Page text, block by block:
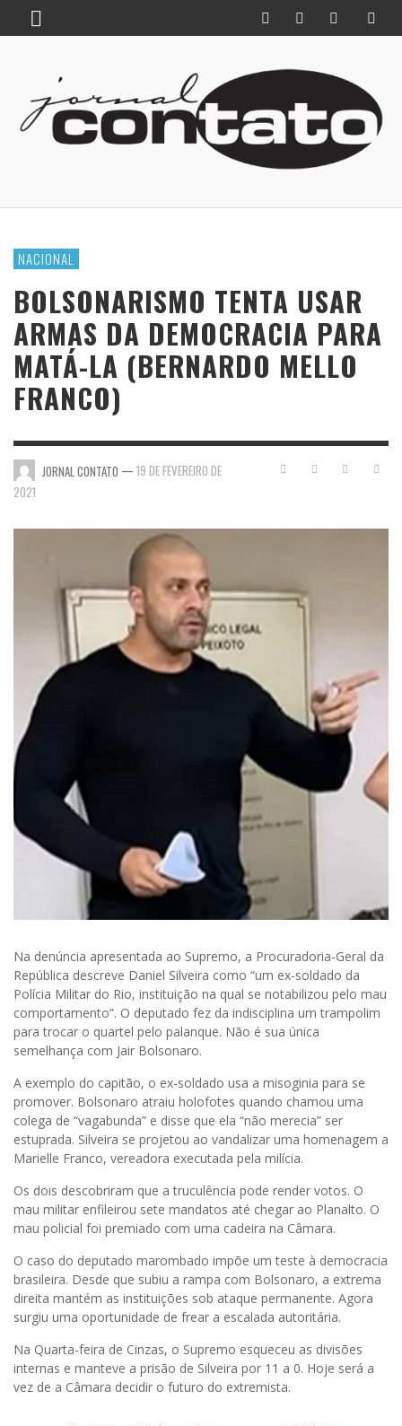
NACIONAL
BOLSONARISMO TENTA USAR
ARMAS DA DEMOCRACIA PARA
MATÁ-LA (BERNARDO MELLO
FRANCO)
JORNAL CONTATO — 19 DE FEVEREIRO DE
2021
Na denúncia apresentada ao Supremo, a Procuradoria-Geral da
República descreve Daniel Silveira como “um ex-soldado da
Polícia Militar do Rio, instituição na qual se notabilizou pelo mau
comportamento”. O deputado fez da indisciplina um trampolim
para trocar o quartel pelo palanque. Não é sua única
semelhança com Jair Bolsonaro.
A exemplo do capitão, o ex-soldado usa a misoginia para se
promover. Bolsonaro atraiu holofotes quando chamou uma
colega de “vagabunda” e disse que ela “não merecia” ser
estuprada. Silveira se projetou ao vandalizar uma homenagem a
Marielle Franco, vereadora executada pela milícia.
Os dois descobriram que a truculência pode render votos. O
mau militar enfileirou sete mandatos até chegar ao Planalto. O
mau policial foi premiado com uma cadeira na Câmara.
O caso do deputado marombado impõe um teste à democracia
brasileira. Desde que subiu a rampa com Bolsonaro, a extrema
direita mantém as instituições sob ataque permanente. Agora
surgiu uma oportunidade de frear a escalada autoritária.
Na Quarta-feira de Cinzas, o Supremo esqueceu as divisões
internas e manteve a prisão de Silveira por 11 a 0. Hoje será a
vez de a Câmara decidir o futuro do extremista.